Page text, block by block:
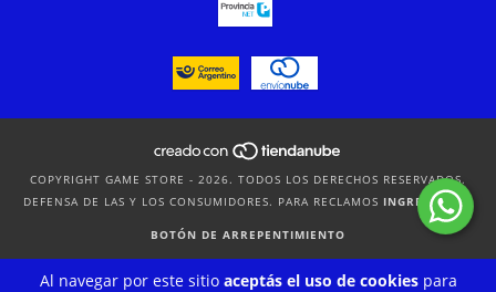
Al navegar por este sitio aceptás el uso de cookiespara
COPYRIGHT GAME STORE - 2026. TODOS LOS DERECHOS RESERVADOS.
DEFENSA DE LAS Y LOS CONSUMIDORES. PARA RECLAMOS INGRESÁ ACÁ.
BOTÓN DE ARREPENTIMIENTO